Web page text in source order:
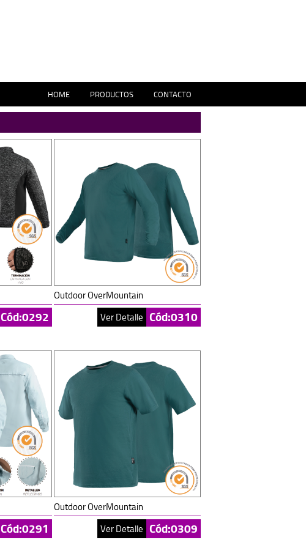
HOME PRODUCTOS CONTACTO
Cód:0292
Outdoor OverMountain
Ver Detalle Cód:0310
Cód:0291
Outdoor OverMountain
Ver Detalle Cód:0309